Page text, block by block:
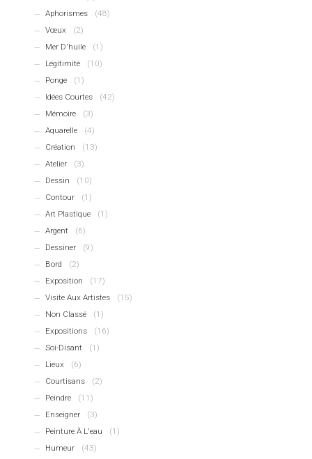
Aphorismes
(48)
Vœux
(2)
Mer D'huile
(1)
Légitimité
(10)
Ponge
(1)
Idées Courtes
(42)
Mémoire
(3)
Aquarelle
(4)
Création
(13)
Atelier
(3)
Dessin
(10)
Contour
(1)
Art Plastique
(1)
Argent
(6)
Dessiner
(9)
Bord
(2)
Exposition
(17)
Visite Aux Artistes
(15)
Non Classé
(1)
Expositions
(16)
Soi-Disant
(1)
Lieux
(6)
Courtisans
(2)
Peindre
(11)
Enseigner
(3)
Peinture À L'eau
(1)
Humeur
(43)